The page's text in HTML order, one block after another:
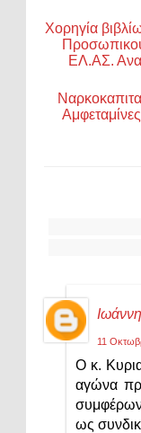
Χορηγία
ΕΛ.ΑΣ.
11
Ο κ.
αγώνα
συμφέρων
ως